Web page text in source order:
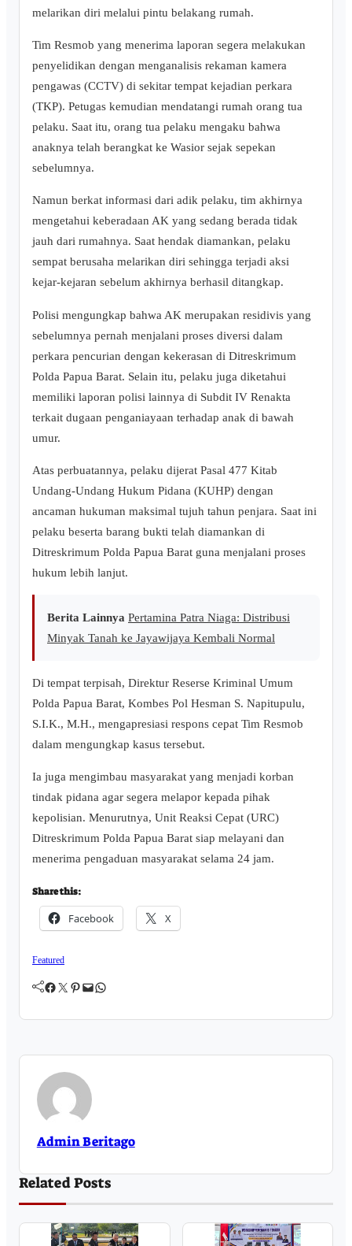
melarikan diri melalui pintu belakang rumah.
Tim Resmob yang menerima laporan segera melakukan
penyelidikan dengan menganalisis rekaman kamera
pengawas (CCTV) di sekitar tempat kejadian perkara
(TKP). Petugas kemudian mendatangi rumah orang tua
pelaku. Saat itu, orang tua pelaku mengaku bahwa
anaknya telah berangkat ke Wasior sejak sepekan
sebelumnya.
Namun berkat informasi dari adik pelaku, tim akhirnya
mengetahui keberadaan AK yang sedang berada tidak
jauh dari rumahnya. Saat hendak diamankan, pelaku
sempat berusaha melarikan diri sehingga terjadi aksi
kejar-kejaran sebelum akhirnya berhasil ditangkap.
Polisi mengungkap bahwa AK merupakan residivis yang
sebelumnya pernah menjalani proses diversi dalam
perkara pencurian dengan kekerasan di Ditreskrimum
Polda Papua Barat. Selain itu, pelaku juga diketahui
memiliki laporan polisi lainnya di Subdit IV Renakta
terkait dugaan penganiayaan terhadap anak di bawah
umur.
Atas perbuatannya, pelaku dijerat Pasal 477 Kitab
Undang-Undang Hukum Pidana (KUHP) dengan
ancaman hukuman maksimal tujuh tahun penjara. Saat ini
pelaku beserta barang bukti telah diamankan di
Ditreskrimum Polda Papua Barat guna menjalani proses
hukum lebih lanjut.
Berita Lainnya Pertamina Patra Niaga: Distribusi
Minyak Tanah ke Jayawijaya Kembali Normal
Di tempat terpisah, Direktur Reserse Kriminal Umum
Polda Papua Barat, Kombes Pol Hesman S. Napitupulu,
S.I.K., M.H., mengapresiasi respons cepat Tim Resmob
dalam mengungkap kasus tersebut.
Ia juga mengimbau masyarakat yang menjadi korban
tindak pidana agar segera melapor kepada pihak
kepolisian. Menurutnya, Unit Reaksi Cepat (URC)
Ditreskrimum Polda Papua Barat siap melayani dan
menerima pengaduan masyarakat selama 24 jam.
Share this:
Facebook X
Featured
Facebook Twitter Pinterest Mail WhatsApp
Admin Beritago
Related Posts